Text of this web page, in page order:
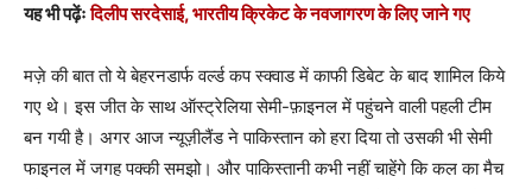
यह भी पढ़ेंःदिलीप सरदेसाई, भारतीय क्रिकेट के नवजागरण के लिए जाने गए
मज़े की बात तो ये बेहरनडार्फ वर्ल्ड कप स्क्वाड में काफी डिबेट के बाद शामिल किये
गए थे। इस जीत के साथ ऑस्ट्रेलिया सेमी-फ़ाइनल में पहुंचने वाली पहली टीम
बन गयी है। अगर आज न्यूज़ीलैंड ने पाकिस्तान को हरा दिया तो उसकी भी सेमी
फाइनल में जगह पक्की समझो। और पाकिस्तानी कभी नहीं चाहेंगे कि कल का मैच